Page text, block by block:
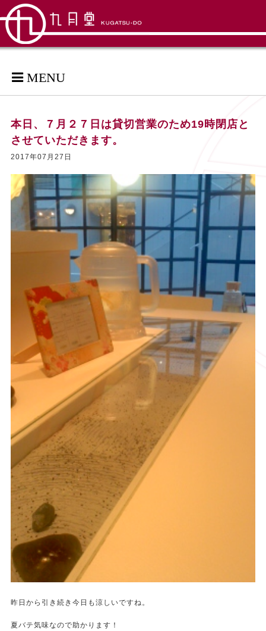
MENU
本日、７月２７日は貸切営業のため19時閉店と
させていただきます。
2017年07月27日
昨日から引き続き今日も涼しいですね。
夏バテ気味なので助かります！